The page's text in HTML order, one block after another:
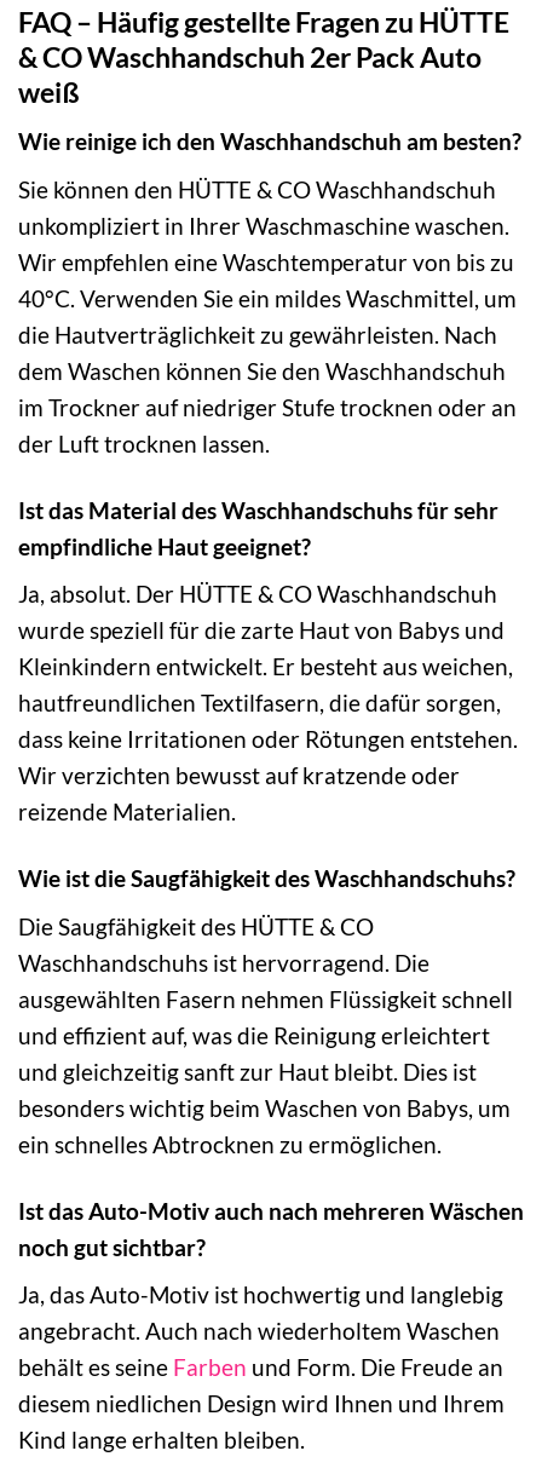
FAQ – Häufig gestellte Fragen zu HÜTTE
& CO Waschhandschuh 2er Pack Auto
weiß
Wie reinige ich den Waschhandschuh am besten?
Sie können den HÜTTE & CO Waschhandschuh
unkompliziert in Ihrer Waschmaschine waschen.
Wir empfehlen eine Waschtemperatur von bis zu
40°C. Verwenden Sie ein mildes Waschmittel, um
die Hautverträglichkeit zu gewährleisten. Nach
dem Waschen können Sie den Waschhandschuh
im Trockner auf niedriger Stufe trocknen oder an
der Luft trocknen lassen.
Ist das Material des Waschhandschuhs für sehr
empfindliche Haut geeignet?
Ja, absolut. Der HÜTTE & CO Waschhandschuh
wurde speziell für die zarte Haut von Babys und
Kleinkindern entwickelt. Er besteht aus weichen,
hautfreundlichen Textilfasern, die dafür sorgen,
dass keine Irritationen oder Rötungen entstehen.
Wir verzichten bewusst auf kratzende oder
reizende Materialien.
Wie ist die Saugfähigkeit des Waschhandschuhs?
Die Saugfähigkeit des HÜTTE & CO
Waschhandschuhs ist hervorragend. Die
ausgewählten Fasern nehmen Flüssigkeit schnell
und effizient auf, was die Reinigung erleichtert
und gleichzeitig sanft zur Haut bleibt. Dies ist
besonders wichtig beim Waschen von Babys, um
ein schnelles Abtrocknen zu ermöglichen.
Ist das Auto-Motiv auch nach mehreren Wäschen
noch gut sichtbar?
Ja, das Auto-Motiv ist hochwertig und langlebig
angebracht. Auch nach wiederholtem Waschen
behält es seine Farben und Form. Die Freude an
diesem niedlichen Design wird Ihnen und Ihrem
Kind lange erhalten bleiben.